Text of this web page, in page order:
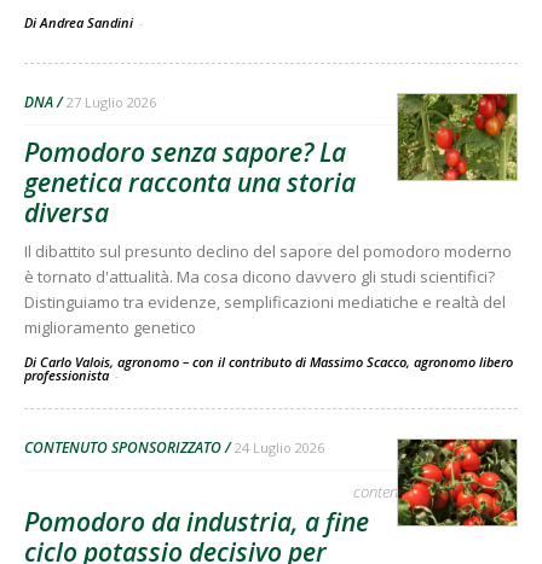
Di Andrea Sandini -
DNA 27 Luglio 2026
Pomodoro senza sapore? La
genetica racconta una storia
diversa
Il dibattito sul presunto declino del sapore del pomodoro moderno
è tornato d'attualità. Ma cosa dicono davvero gli studi scientifici?
Distinguiamo tra evidenze, semplificazioni mediatiche e realtà del
miglioramento genetico
Di Carlo Valois, agronomo – con il contributo di Massimo Scacco, agronomo libero
professionista -
CONTENUTO SPONSORIZZATO 24 Luglio 2026
contenuto sponsorizzato
Pomodoro da industria, a fine
ciclo potassio decisivo per